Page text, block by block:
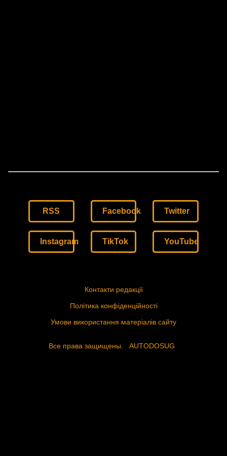
RSS Facebook Twitter
Instagram TikTok YouTube
Контакти редакції
Політика конфіденційності
Умови використання матеріалів сайту
Все права защищены. AUTODOSUG